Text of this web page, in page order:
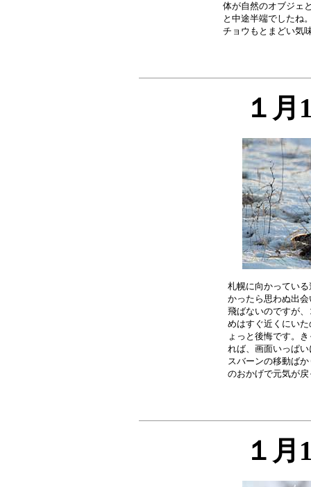
体が自然のオブジェ
と中途半端でしたね
１月
札幌に向かってい
かったら思わぬ出
飛ばないのですが
めはすぐ近くにい
ょっと後悔です。
れば、画面いっぱ
スバーンの移動ば
１月